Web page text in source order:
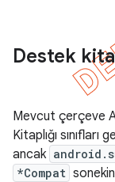
Destek
Mevcut çerçeve
Kitaplığı sınıfları
ancak
*Compat